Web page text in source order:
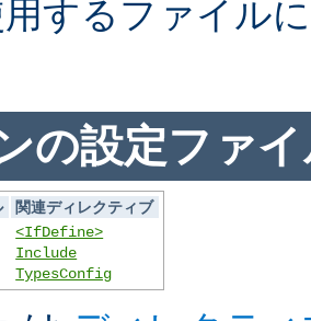
するファイル
の設定ファ
関連ディレクティブ
<IfDefine>
Include
TypesConfig